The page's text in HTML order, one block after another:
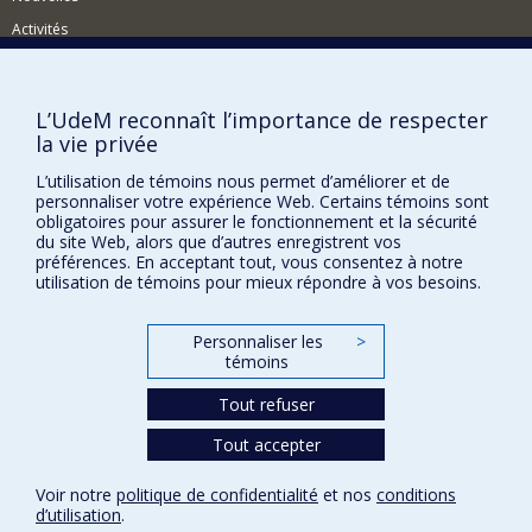
décharge en flux du mélange N2-O2) pour inactiver les
des autorités gouvernementales sont présentement
examines en vue d'un transfert industriel.
Champs d'expertise
Plasmas
Décharges de hautefréquence (HF)
Plasmas d'onde électromagnétique de surface
Contraction et décontraction des décharges à
haute pression
Stérilisation
Désinfection
Physique des plasmas collisionnels
Activités
BESOIN D'AIDE?
Plan du site
Signaler une erreur
Accessibilité
FACULTÉ DES ARTS ET DES SCIENCES
Paramètres des témoins
L’UdeM reconnaît l’importance de respecter
la vie privée
L’utilisation de témoins nous permet d’améliorer et de
personnaliser votre expérience Web. Certains témoins sont
obligatoires pour assurer le fonctionnement et la sécurité
du site Web, alors que d’autres enregistrent vos
préférences. En acceptant tout, vous consentez à notre
utilisation de témoins pour mieux répondre à vos besoins.
Personnaliser les
témoins
>
Tout refuser
Tout accepter
Voir notre politique de confidentialité et nos conditions
d’utilisation.